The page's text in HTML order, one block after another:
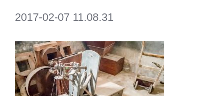
2017-02-07 11.08.31